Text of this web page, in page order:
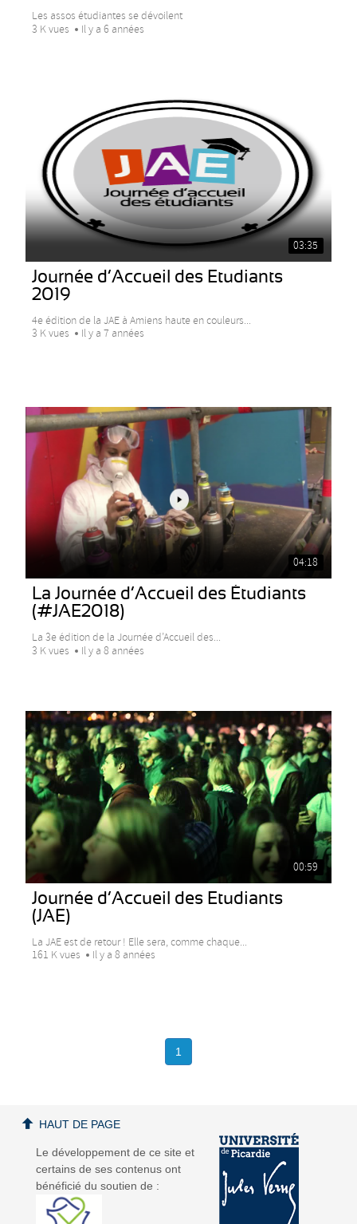
Les assos étudiantes se dévoilent
3 K vues
Il y a 6 années
03:35
Journée d’Accueil des Etudiants
2019
4e édition de la JAE à Amiens haute en couleurs...
3 K vues
Il y a 7 années
04:18
La Journée d’Accueil des Étudiants
(#JAE2018)
La 3e édition de la Journée d’Accueil des...
3 K vues
Il y a 8 années
00:59
Journée d’Accueil des Etudiants
(JAE)
La JAE est de retour ! Elle sera, comme chaque...
161 K vues
Il y a 8 années
1
Le développement de ce site et
certains de ses contenus ont
bénéficié du soutien de :
HAUT DE PAGE